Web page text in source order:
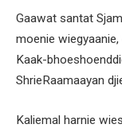
Gaawat santat
moenie
Kaak-
ShrieRaamaayan
Kaliemal harnie